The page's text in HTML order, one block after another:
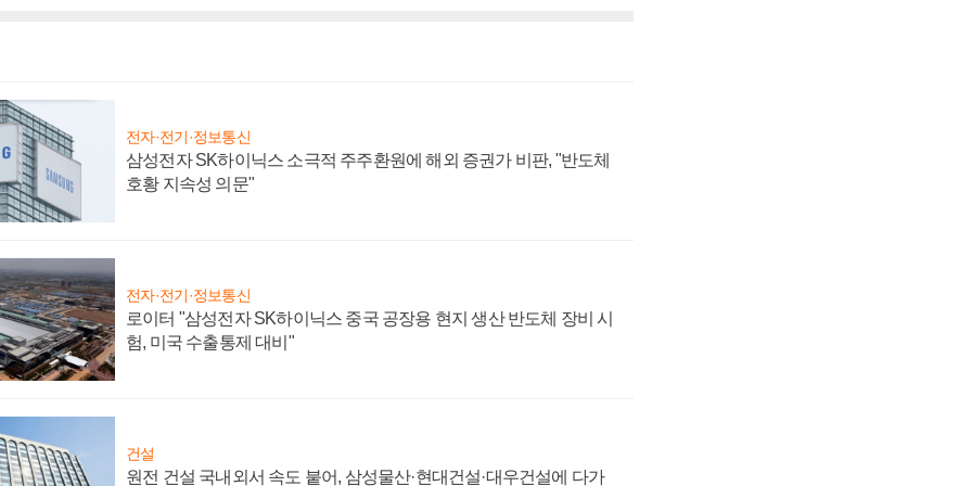
전자·전기·정보통신
삼성전자 SK하이닉스 소극적 주주환원에 해외 증권가 비판, "반도체
호황 지속성 의문"
전자·전기·정보통신
로이터 "삼성전자 SK하이닉스 중국 공장용 현지 생산 반도체 장비 시
험, 미국 수출통제 대비"
건설
원전 건설 국내외서 속도 붙어, 삼성물산·현대건설·대우건설에 다가